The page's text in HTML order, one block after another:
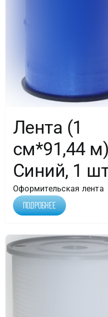
Лента (1
см*91,44 м)
Синий, 1
Оформительская лента
Подробнее